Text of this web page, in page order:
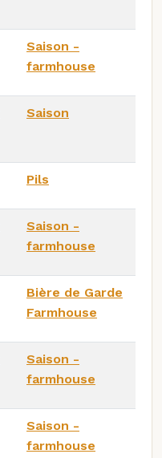
Saison -
farmhouse
Saison
Pils
Saison -
farmhouse
Bière de Garde
Farmhouse
Saison -
farmhouse
Saison -
farmhouse